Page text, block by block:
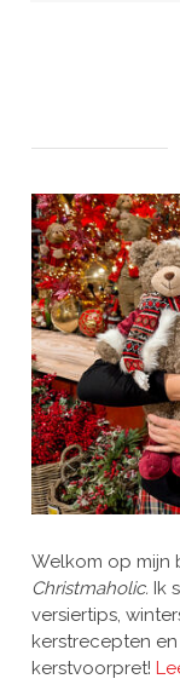
Welkom op mijn
Christmaholic. Ik
versiertips,
kerstrecepten
kerstvoorpret!